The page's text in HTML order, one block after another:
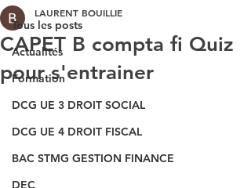
Tous les posts
Actualités
Formation
DCG UE 3 DROIT SOCIAL
DCG UE 4 DROIT FISCAL
BAC STMG GESTION FINANCE
DEC
CAPET B compta fi Quiz
pour s'entrainer
LAURENT BOUILLIE